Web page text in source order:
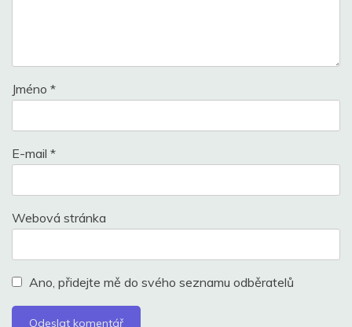
Jméno *
E-mail *
Webová stránka
Ano, přidejte mě do svého seznamu odběratelů